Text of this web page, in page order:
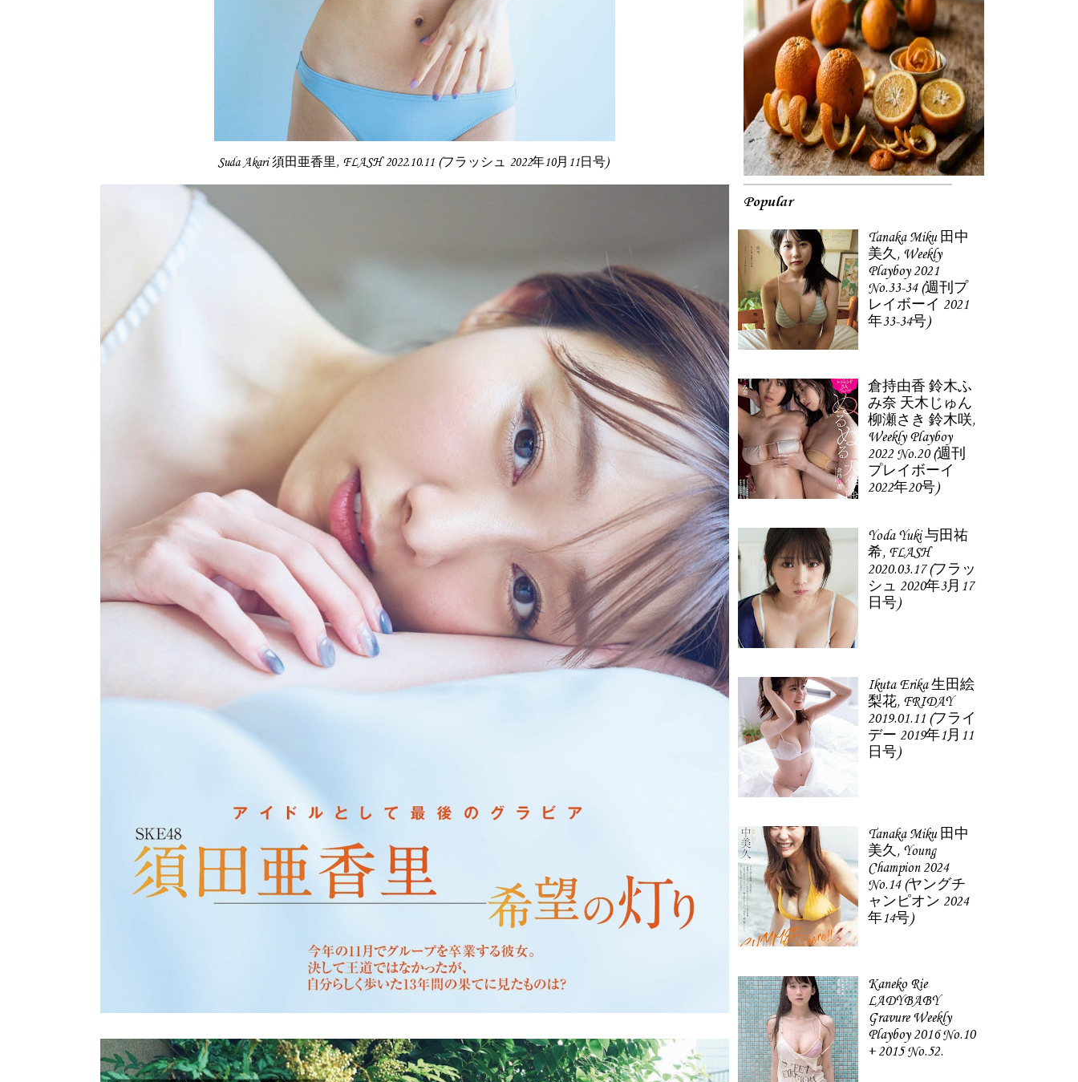
Suda Akari 須田亜香里, FLASH 2022.10.11 (フラッシュ 2022年10月11日号)
Popular
Tanaka Miku 田中
美久, Weekly
Playboy 2021
No.33-34 (週刊プ
レイボーイ 2021
年33-34号)
倉持由香 鈴木ふ
み奈 天木じゅん
柳瀬さき 鈴木咲,
Weekly Playboy
2022 No.20 (週刊
プレイボーイ
2022年20号)
Yoda Yuki 与田祐
希, FLASH
2020.03.17 (フラッ
シュ 2020年3月17
日号)
Ikuta Erika 生田絵
梨花, FRIDAY
2019.01.11 (フライ
デー 2019年1月11
日号)
Tanaka Miku 田中
美久, Young
Champion 2024
No.14 (ヤングチ
ャンピオン 2024
年14号)
Kaneko Rie
LADYBABY
Gravure Weekly
Playboy 2016 No.10
+ 2015 No.52.